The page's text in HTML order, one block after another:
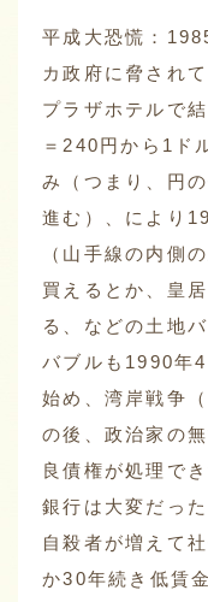
平成大恐慌：
カ政府に脅され
プラザホテルで
＝240円から1ド
み（つまり、円
進む）、により
（山手線の内側
買えるとか、皇
る、などの土地
バブルも1990年
始め、湾岸戦争
の後、政治家の
良債権が処理で
銀行は大変だっ
自殺者が増えて
か30年続き低賃